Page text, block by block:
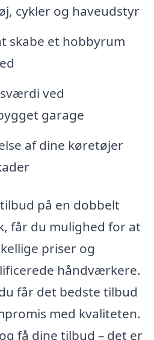
cykler og haveudstyr
skabe et hobbyrum
ved
garage
af dine køretøjer
på en dobbelt
får du mulighed for at
priser og
håndværkere.
får det bedste tilbud
med kvaliteten.
få dine tilbud – det er